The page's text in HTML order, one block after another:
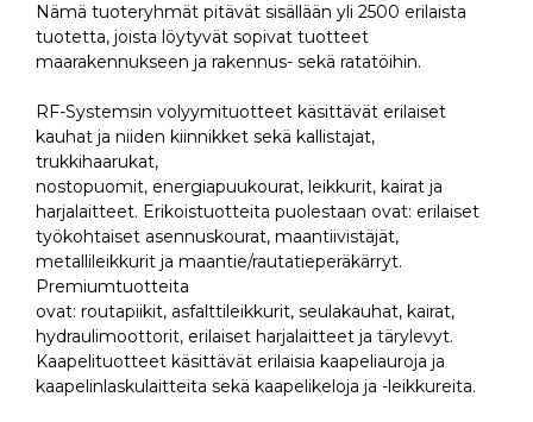
Nämä tuoteryhmät pitävät sisällään yli 2500 erilaista
tuotetta, joista löytyvät sopivat tuotteet
maarakennukseen ja rakennus- sekä ratatöihin.
RF-Systemsin volyymituotteet käsittävät erilaiset
kauhat ja niiden kiinnikket sekä kallistajat,
trukkihaarukat,
nostopuomit, energiapuukourat, leikkurit, kairat ja
harjalaitteet. Erikoistuotteita puolestaan ovat: erilaiset
työkohtaiset asennuskourat, maantiivistäjät,
metallileikkurit ja maantie/rautatieperäkärryt.
Premiumtuotteita
ovat: routapiikit, asfalttileikkurit, seulakauhat, kairat,
hydraulimoottorit, erilaiset harjalaitteet ja tärylevyt.
Kaapelituotteet käsittävät erilaisia kaapeliauroja ja
kaapelinlaskulaitteita sekä kaapelikeloja ja -leikkureita.